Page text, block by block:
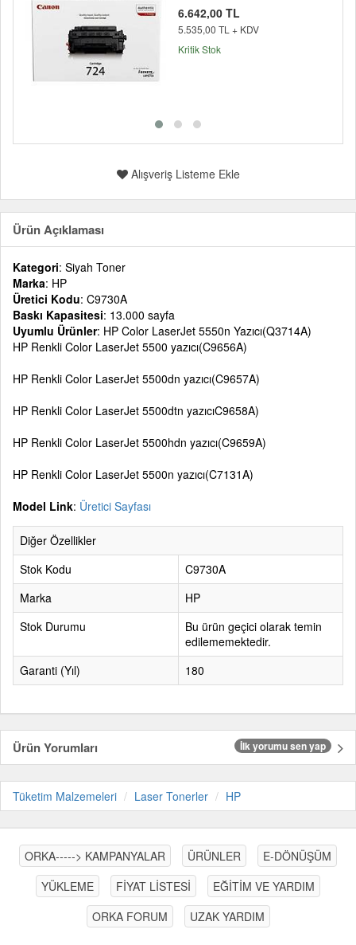
6.642,00 TL
5.535,00 TL + KDV
Kritik Stok
Alışveriş Listeme Ekle
Ürün Açıklaması
Kategori: Siyah Toner
Marka: HP
Üretici Kodu: C9730A
Baskı Kapasitesi: 13.000 sayfa
Uyumlu Ürünler: HP Color LaserJet 5550n Yazıcı(Q3714A)
HP Renkli Color LaserJet 5500 yazıcı(C9656A)
HP Renkli Color LaserJet 5500dn yazıcı(C9657A)
HP Renkli Color LaserJet 5500dtn yazıcıC9658A)
HP Renkli Color LaserJet 5500hdn yazıcı(C9659A)
HP Renkli Color LaserJet 5500n yazıcı(C7131A)
Model Link: Üretici Sayfası
Diğer Özellikler
Stok Kodu
C9730A
Marka
HP
Stok Durumu
Bu ürün geçici olarak temin
edilememektedir.
Garanti (Yıl)
180
Ürün Yorumları İlk yorumu sen yap
Tüketim Malzemeleri Laser Tonerler HP
ORKA-----> KAMPANYALAR ÜRÜNLER
E-DÖNÜŞÜM
YÜKLEME
FİYAT LİSTESİ
EĞİTİM VE YARDIM
ORKA FORUM
UZAK YARDIM